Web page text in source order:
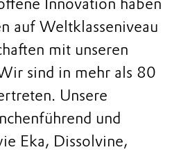
Innovation haben
auf Weltklasseniveau
mit unseren
sind in mehr als 80
Unsere
und
Eka, Dissolvine,